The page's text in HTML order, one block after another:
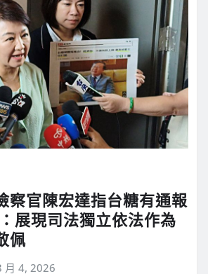
察官陳宏達指台糖有通報
展現司法獨立依法作為
佩
月 4, 2026